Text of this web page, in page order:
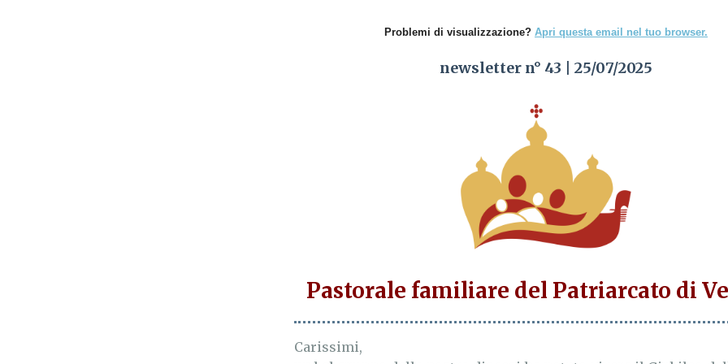
Problemi di visualizzazione? Apri questa email nel tuo browser.
newsletter n° 43 | 25/07/2025
Pastorale familiare del Patriarcato di
Carissimi,